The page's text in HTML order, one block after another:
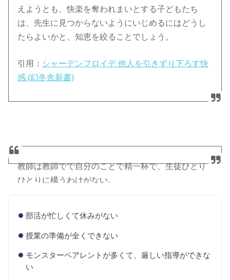
えようとも、快楽を奪われまいとする子どもたち
は、先生に見つからないようにいじめるにはどうし
たらよいかと、知恵を絞ることでしょう。
引用： シャーデンフロイデ 他人を引きずり下ろす快
感 (幻冬舎新書)
教師は教師でで自分のことで精一杯で、生徒ひとり
ひとりに構うわけがない。
だろうね。
部活が忙しくて休みがない
授業の準備が全くできない
モンスターペアレントが多くて、厳しい指導ができな
い